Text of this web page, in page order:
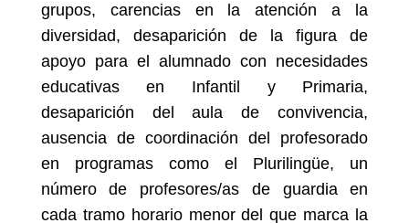
grupos, carencias en la atención a la
diversidad, desaparición de la figura de
apoyo para el alumnado con necesidades
educativas en Infantil y Primaria,
desaparición del aula de convivencia,
ausencia de coordinación del profesorado
en programas como el Plurilingüe, un
número de profesores/as de guardia en
cada tramo horario menor del que marca la